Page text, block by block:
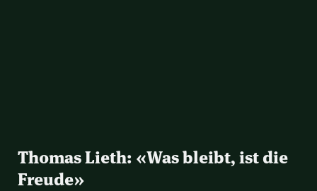
Thomas Lieth: «Was bleibt, ist die
Freude»